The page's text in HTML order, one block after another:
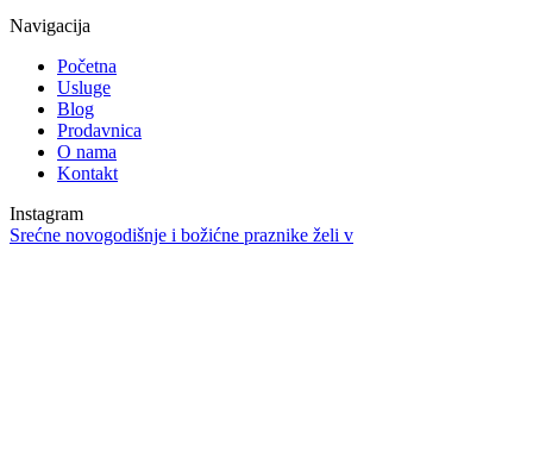
Navigacija
Početna
Usluge
Blog
Prodavnica
O nama
Kontakt
Instagram
Srećne novogodišnje i božićne praznike želi v